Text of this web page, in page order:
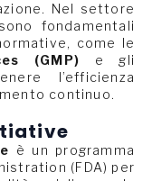
Nel settore
fondamentali
come le
(GMP) e gli
l’efficienza
continuo.
è un programma
(FDA) per